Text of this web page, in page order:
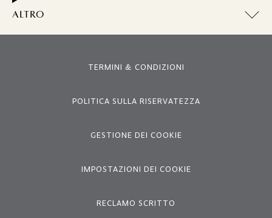
ALTRO
TERMINI & CONDIZIONI
POLITICA SULLA RISERVATEZZA
GESTIONE DEI COOKIE
IMPOSTAZIONI DEI COOKIE
RECLAMO SCRITTO